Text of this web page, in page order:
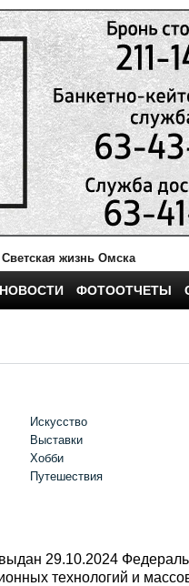
Светская жизнь Омска
НОВОСТИ ФОТООТЧЕТЫ
Искусство
Выставки
Хобби
Путешествия
29.10.2024
технологий и